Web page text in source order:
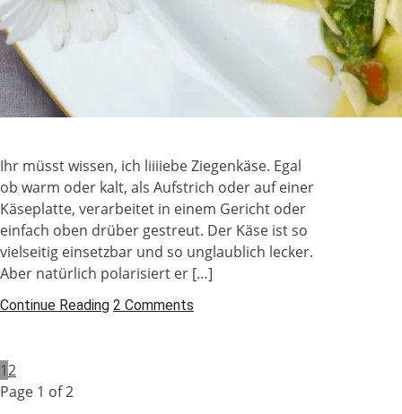
Ihr müsst wis­sen, ich liiiiebe Zie­gen­käse. Egal
ob warm oder kalt, als Auf­strich oder auf einer
Käse­platte, ver­ar­bei­tet in einem Gericht oder
ein­fach oben drü­ber gestreut. Der Käse ist so
viel­sei­tig ein­setz­bar und so unglaublich lecker.
Aber natür­lich pola­ri­siert er […]
Continue Reading 2 Comments
12
Page 1 of 2